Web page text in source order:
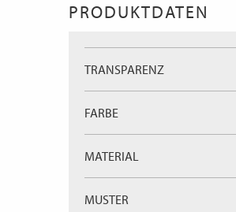
PRODUKTDATEN
TRANSPARENZ
FARBE
MATERIAL
MUSTER